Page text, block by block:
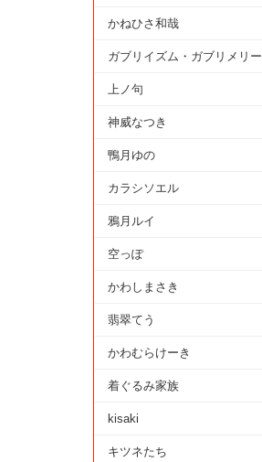
かねひさ和哉
ガブリイズム・ガブリメリー
上ノ句
神威なつき
鴨月ゆの
カラシソエル
鴉月ルイ
空っぽ
かわしまさき
翡翠てう
かわむらけーき
着ぐるみ家族
kisaki
キツネたち